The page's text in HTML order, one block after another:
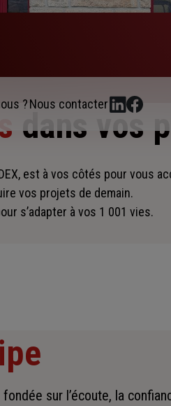
?Nous contacter
dans vos
est à vos côtés pour vous
vos projets de demain.
s’adapter à vos 1 001 vies.
sur l’écoute, la